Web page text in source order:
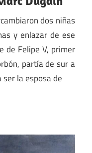
dos niñas
y enlazar de ese
de Felipe V, primer
partía de sur a
la esposa de